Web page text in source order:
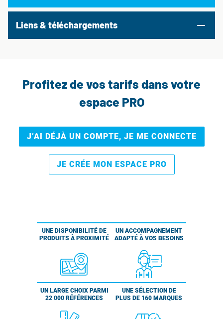
Liens & téléchargements
Profitez de vos tarifs dans votre
espace PRO
J’AI DÉJÀ UN COMPTE, JE ME CONNECTE
JE CRÉE MON ESPACE PRO
UNE DISPONIBILITÉ DE
PRODUITS À PROXIMITÉ
UN ACCOMPAGNEMENT
ADAPTÉ À VOS BESOINS
UN LARGE CHOIX PARMI
22 000 RÉFÉRENCES
UNE SÉLECTION DE
PLUS DE 160 MARQUES